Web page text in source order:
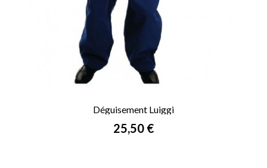
Déguisement Luiggi
Prix
25,50 €